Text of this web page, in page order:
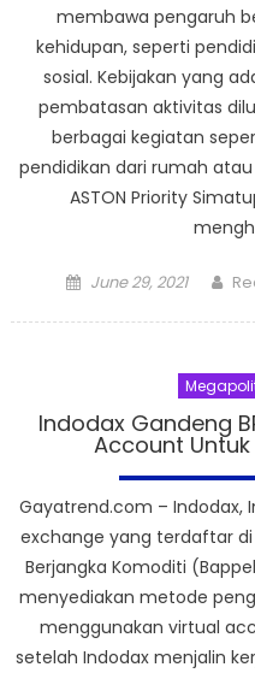
membawa pengaruh
kehidupan, seperti
sosial. Kebijakan yang
pembatasan aktivitas
berbagai kegiatan
pendidikan dari rumah
ASTON Priority
Posted
June 29, 2021
Indodax Gandeng
Account
Gayatrend.com – Indodax,
exchange yang terdaftar di
Berjangka Komoditi
menyediakan metode
menggunakan virtual
setelah Indodax menjalin